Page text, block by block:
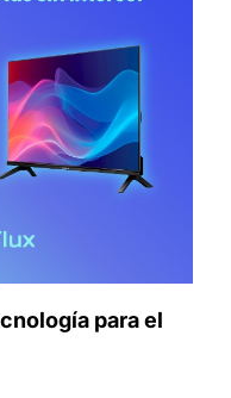
para el